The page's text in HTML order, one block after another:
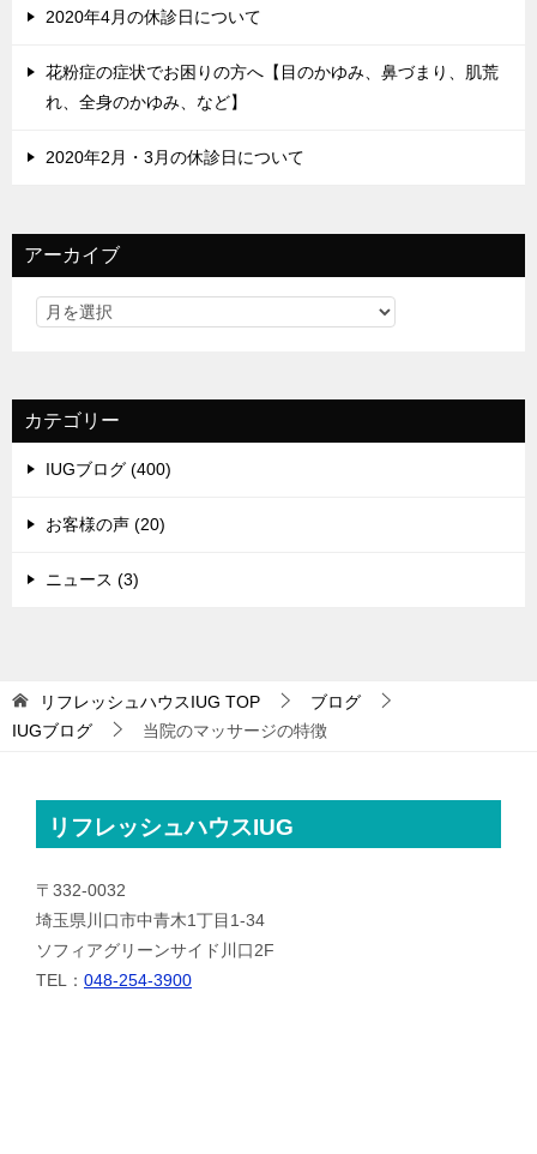
2020年4月の休診日について
花粉症の症状でお困りの方へ【目のかゆみ、鼻づまり、肌荒
れ、全身のかゆみ、など】
2020年2月・3月の休診日について
アーカイブ
カテゴリー
IUGブログ (400)
お客様の声 (20)
ニュース (3)
リフレッシュハウスIUG TOP
ブログ
IUGブログ
当院のマッサージの特徴
リフレッシュハウスIUG
〒332-0032
埼玉県川口市中青木1丁目1-34
ソフィアグリーンサイド川口2F
TEL： 048-254-3900